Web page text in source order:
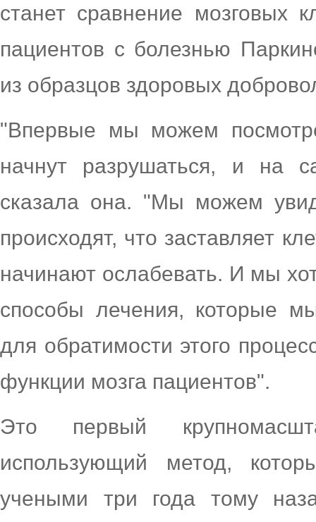
станет сравнение мозговых
пациентов с болезнью
из образцов здоровых
"Впервые мы можем
начнут разрушаться, и на
сказала она. "Мы можем
происходят, что заставляет
начинают ослабевать. И мы
способы лечения, которые
для обратимости этого
функции мозга пациентов".
Это первый
использующий метод,
учеными три года тому